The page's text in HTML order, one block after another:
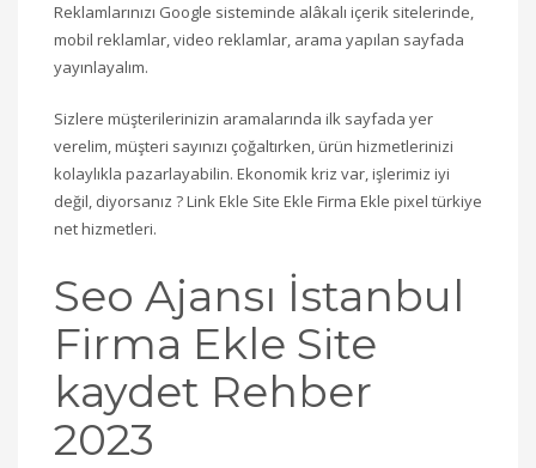
Reklamlarınızı Google sisteminde alâkalı içerik sitelerinde,
mobil reklamlar, video reklamlar, arama yapılan sayfada
yayınlayalım.
Sizlere müşterilerinizin aramalarında ilk sayfada yer
verelim, müşteri sayınızı çoğaltırken, ürün hizmetlerinizi
kolaylıkla pazarlayabilin. Ekonomik kriz var, işlerimiz iyi
değil, diyorsanız ? Link Ekle Site Ekle Firma Ekle pixel türkiye
net hizmetleri.
Seo Ajansı İstanbul
Firma Ekle Site
kaydet Rehber
2023